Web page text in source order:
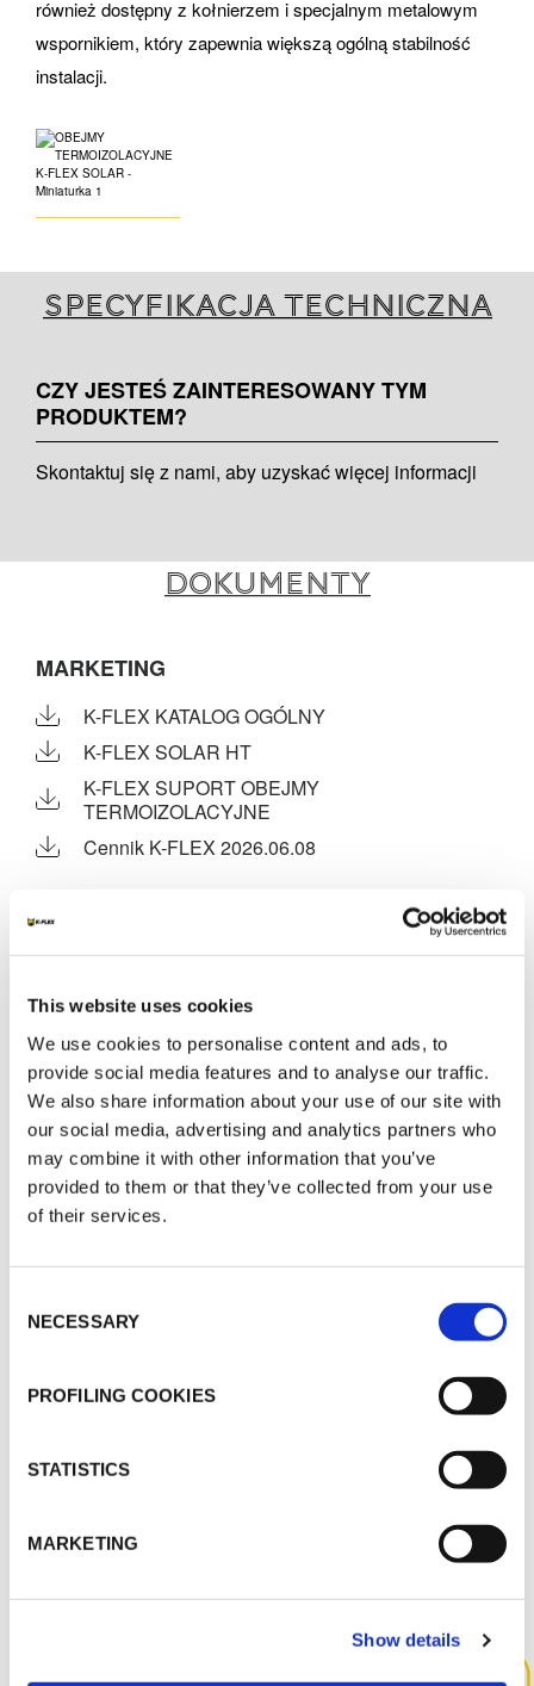
This website uses cookies
We use cookies to personalise content and ads, to
provide social media features and to analyse our traffic.
We also share information about your use of our site with
our social media, advertising and analytics partners who
may combine it with other information that you’ve
provided to them or that they’ve collected from your use
of their services.
Selection
NECESSARY
PROFILING COOKIES
STATISTICS
MARKETING
Show details
również dostępny z kołnierzem i specjalnym metalowym
wspornikiem, który zapewnia większą ogólną stabilność
instalacji.
Specyfikacja techniczna
CZY JESTEŚ ZAINTERESOWANY TYM
PRODUKTEM?
Skontaktuj się z nami, aby uzyskać więcej informacji
Dokumenty
MARKETING
K-FLEX KATALOG OGÓLNY
K-FLEX SOLAR HT
K-FLEX SUPORT OBEJMY
TERMOIZOLACYJNE
Cennik K-FLEX 2026.06.08
ZDROWIE I BEZPIECZEŃSTWO
UNIWERSYTET MEDYCZNY - Internal method
K-SIL / SIL A / K-FLEX PIPE SUPPORT -
Hygienic certificate - ENG
K-FLEX ACCESSORIES - GDANSKI
UNIWERSYTET MEDYCZNY - Internal method
Health & Safety - Approvals - Various - ALU
TAPE FSK TAPE - POL
K-FLEX ACCESSORIES - GDANSKI
Health & Safety - Approvals - Various - PVC
K-FLEX ACCESSORIES - GDANSKI
UNIWERSYTET MEDYCZNY - Internal method
Health & Safety - Approvals - Various - BUTYL
TAPE, CONGLOMERATE TAPE - POL